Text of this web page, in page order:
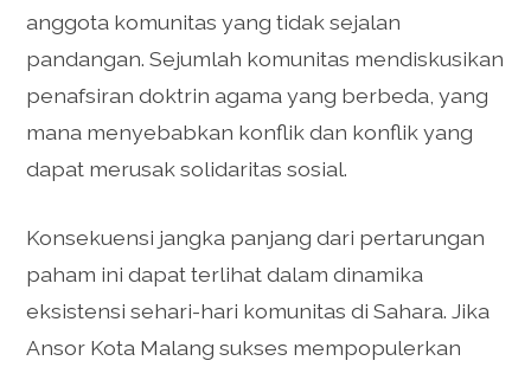
anggota komunitas yang tidak sejalan
pandangan. Sejumlah komunitas mendiskusikan
penafsiran doktrin agama yang berbeda, yang
mana menyebabkan konflik dan konflik yang
dapat merusak solidaritas sosial.
Konsekuensi jangka panjang dari pertarungan
paham ini dapat terlihat dalam dinamika
eksistensi sehari-hari komunitas di Sahara. Jika
Ansor Kota Malang sukses mempopulerkan